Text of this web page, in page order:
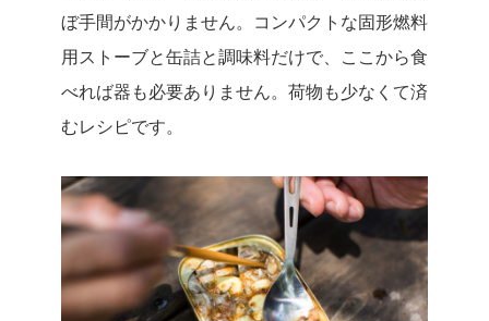
ぼ手間がかかりません。コンパクトな固形燃料
用ストーブと缶詰と調味料だけで、ここから食
べれば器も必要ありません。荷物も少なくて済
むレシピです。